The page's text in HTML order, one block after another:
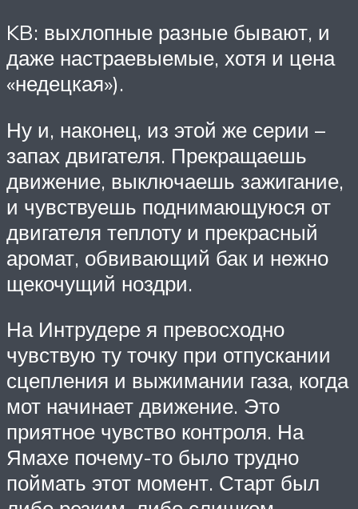
KB: выхлопные разные бывают, и
даже настраевыемые, хотя и цена
«недецкая»).
Ну и, наконец, из этой же серии –
запах двигателя. Прекращаешь
движение, выключаешь зажигание,
и чувствуешь поднимающуюся от
двигателя теплоту и прекрасный
аромат, обвивающий бак и нежно
щекочущий ноздри.
На Интрудере я превосходно
чувствую ту точку при отпускании
сцепления и выжимании газа, когда
мот начинает движение. Это
приятное чувство контроля. На
Ямахе почему-то было трудно
поймать этот момент. Старт был